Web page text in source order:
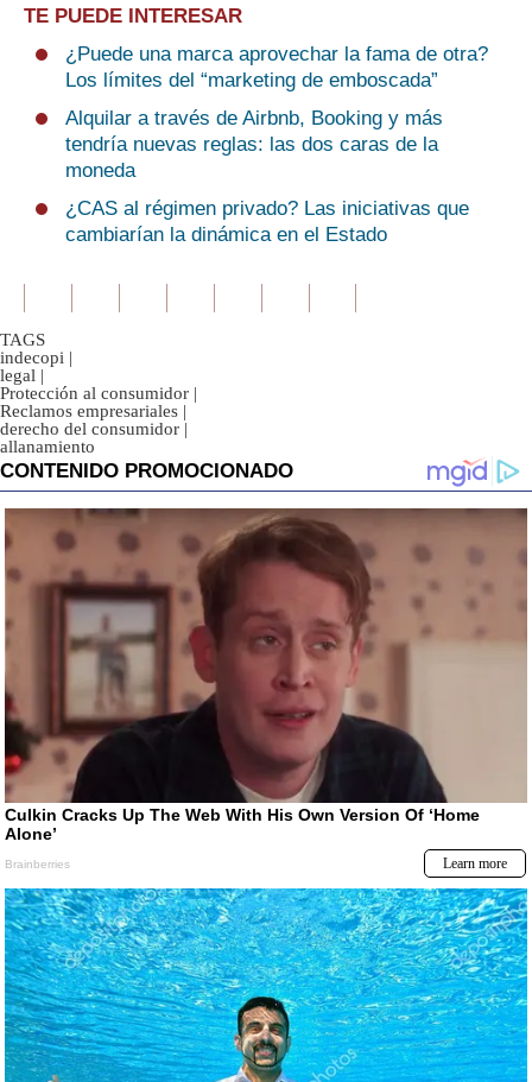
TE PUEDE INTERESAR
¿Puede una marca aprovechar la fama de otra?
Los límites del “marketing de emboscada”
Alquilar a través de Airbnb, Booking y más
tendría nuevas reglas: las dos caras de la
moneda
¿CAS al régimen privado? Las iniciativas que
cambiarían la dinámica en el Estado
TAGS
indecopi |
legal |
Protección al consumidor |
Reclamos empresariales |
derecho del consumidor |
allanamiento